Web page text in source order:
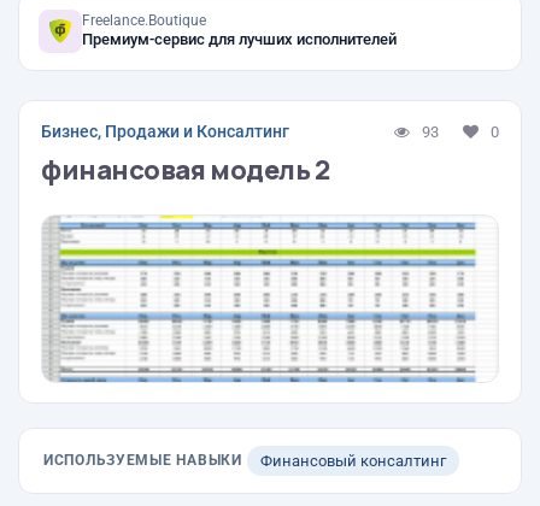
Freelance.Boutique
Премиум-сервис для лучших исполнителей
Бизнес, Продажи и Консалтинг 93 0
финансовая модель 2
ИСПОЛЬЗУЕМЫЕ НАВЫКИ Финансовый консалтинг